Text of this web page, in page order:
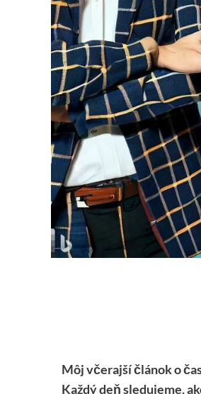
Môj včerajší článok o
Každý deň sledujeme,